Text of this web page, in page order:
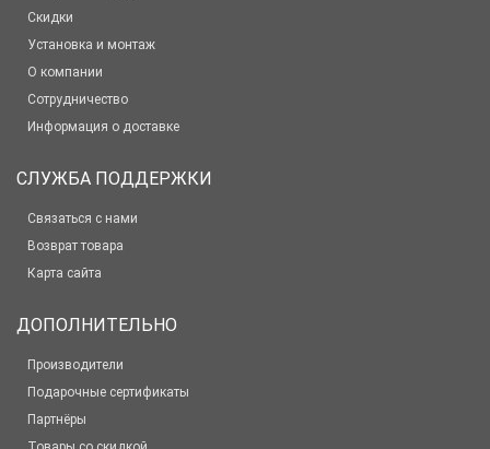
Скидки
Установка и монтаж
О компании
Сотрудничество
Информация о доставке
СЛУЖБА ПОДДЕРЖКИ
Связаться с нами
Возврат товара
Карта сайта
ДОПОЛНИТЕЛЬНО
Производители
Подарочные сертификаты
Партнёры